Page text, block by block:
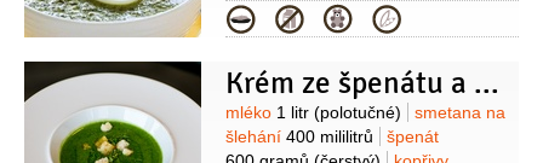
Kategorie
Krém ze špenátu a kopřiv s parmazánovými krutony
Suroviny
mléko 1 litr (polotučné)
smetana na
šlehání 400 mililitrů
špenát